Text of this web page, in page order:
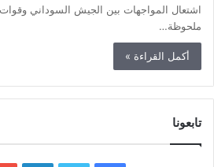
اشتعال المواجهات بين الجيش السوداني
ملحوظة…
أكمل القراءة »
تابعونا